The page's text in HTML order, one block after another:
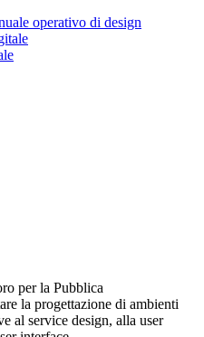
operativo di design
per la Pubblica
la progettazione di ambienti
al service design, alla user